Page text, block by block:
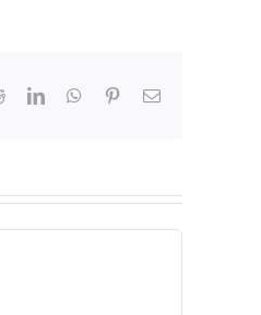
RedditLinkedInWhatsApp
PinterestEmail